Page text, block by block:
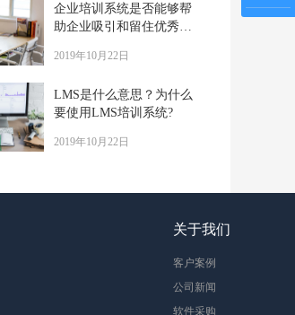
企业培训系统是否能够帮
助企业吸引和留住优秀人
2019年10月22日
LMS是什么意思？为什么
要使用LMS培训系统?
2019年10月22日
关于我们
客户案例
公司新闻
软件采购